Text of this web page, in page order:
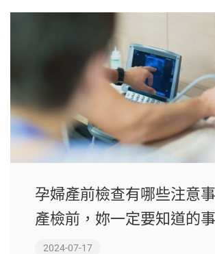
孕婦產前檢查有哪些注意
產檢前，妳一定要知道的事
2024-07-17